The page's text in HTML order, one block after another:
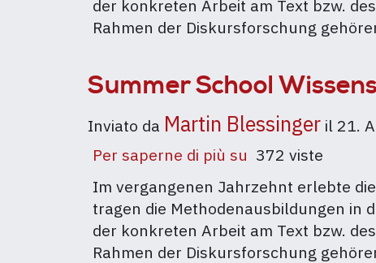
2024
der konkreten Arbeit am Text bzw.
Rahmen der Diskursforschung
Summer School
Inviato da Martin Blessinger il 21.
Per saperne di più su Summer
School
Diskursanalyse
2023
372 viste
Im vergangenen Jahrzehnt erlebte
tragen die Methodenausbildungen in
der konkreten Arbeit am Text bzw.
Rahmen der Diskursforschung